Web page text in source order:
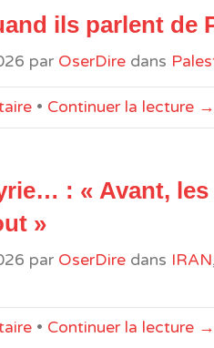
ils parlent de
par OserDire dans
• Continuer la lecture →
: « Avant, les
»
par OserDire dans IRAN
• Continuer la lecture →